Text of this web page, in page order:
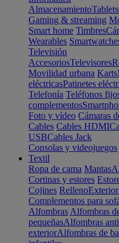
AlmacenamientoTablets
Gaming & streaming
Smart home Timbres
Wearables
Televisión
AccesoriosTelevisores
Movilidad urbana Karts
eléctricasPatinetes
Telefonía Teléfonos
complementos
Foto y vídeo Cámaras
Cables Cables HDMI
USBCables Jack
Consolas y videojuegos
Textil
Ropa de cama Mantas
Cortinas y estores
Cojines RellenoExterior
Complementos para
Alfombras Alfombras
pequeñasAlfombras
exteriorAlfombras de